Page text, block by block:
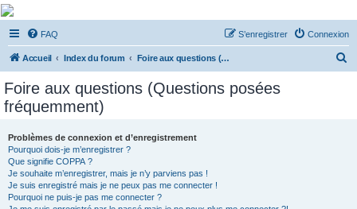
De Musicae Militari -
Forums
Forums de discussions
FAQ Connexion
S’enregistrer
Accueil Index du forum Foire aux questions (Questions posées fréquemment)
Foire aux questions (Questions posées
fréquemment)
Problèmes de connexion et d’enregistrement
Pourquoi dois-je m’enregistrer ?
Que signifie COPPA ?
Je souhaite m’enregistrer, mais je n’y parviens pas !
Je suis enregistré mais je ne peux pas me connecter !
Pourquoi ne puis-je pas me connecter ?